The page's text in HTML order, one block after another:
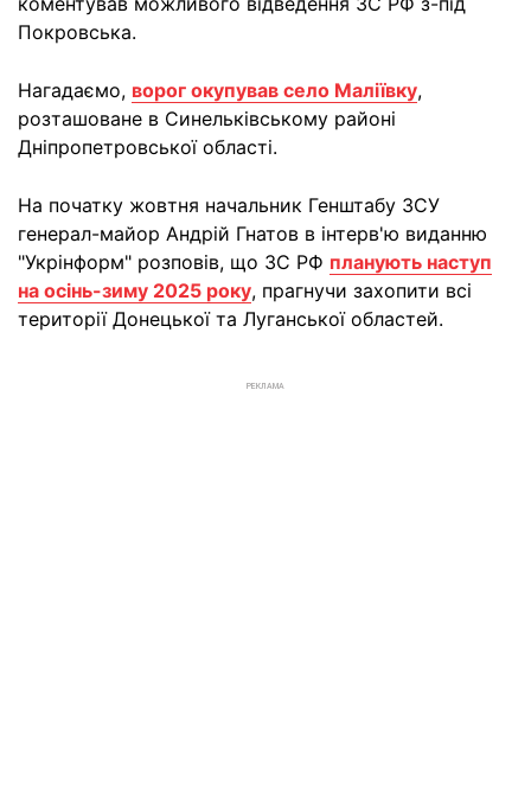
Покровська.
Нагадаємо, ворог окупував село Маліївку,
розташоване в Синельківському районі
Дніпропетровської області.
На початку жовтня начальник Генштабу ЗСУ
генерал-майор Андрій Гнатов в інтерв'ю виданню
"Укрінформ" розповів, що ЗС РФ планують наступ
на осінь-зиму 2025 року, прагнучи захопити всі
території Донецької та Луганської областей.
РЕКЛАМА